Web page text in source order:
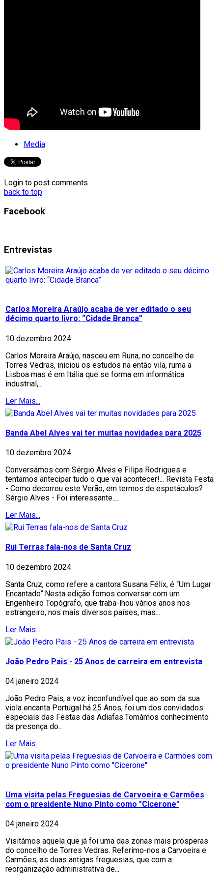
Media
Login to post comments
back to top
Facebook
Entrevistas
Carlos Moreira Araújo acaba de ver editado o seu
décimo quarto livro: “Cidade Branca”
10 dezembro 2024
Carlos Moreira Araújo, nasceu em Runa, no concelho de
Torres Vedras, iniciou os estudos na então vila, ruma a
Lisboa mas é em Itália que se forma em informática
industrial,...
Ler Mais...
Banda Abel Alves vai ter muitas novidades para 2025
10 dezembro 2024
Conversámos com Sérgio Alves e Filipa Rodrigues e
tentamos antecipar tudo o que vai acontecer!... Revista Festa
- Como decorreu este Verão, em termos de espetáculos?
Sérgio Alves - Foi interessante....
Ler Mais...
Rui Terras fala-nos de Santa Cruz
10 dezembro 2024
Santa Cruz, como refere a cantora Susana Félix, é “Um Lugar
Encantado”.Nesta edição fomos conversar com um
Engenheiro Topógrafo, que traba-lhou vários anos nos
estrangeiro, nos mais diversos países, mas...
Ler Mais...
João Pedro Pais - 25 Anos de carreira em entrevista
04 janeiro 2024
João Pedro Pais, a voz inconfundível que ao som da sua
viola encanta Portugal há 25 Anos, foi um dos convidados
especiais das Festas das Adiafas.Tomámos conhecimento
da presença do...
Ler Mais...
Uma visita pelas Freguesias de Carvoeira e Carmões
com o presidente Nuno Pinto como "Cicerone"
04 janeiro 2024
Visitámos aquela que já foi uma das zonas mais prósperas
do concelho de Torres Vedras. Referimo-nos a Carvoeira e
Carmões, as duas antigas freguesias, que com a
reorganização administrativa de...